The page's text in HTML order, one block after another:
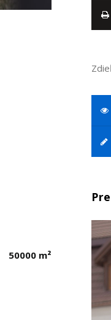
50000 m²